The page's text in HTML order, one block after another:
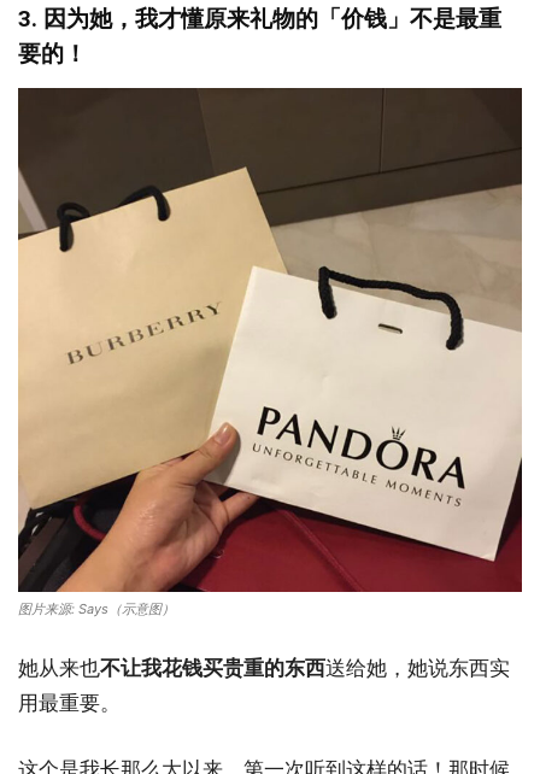
3. 因为她，我才懂原来礼物的「价钱」不是最重
要的！
图片来源: Says（示意图）
她从来也不让我花钱买贵重的东西送给她，她说东西实
用最重要。
这个是我长那么大以来，第一次听到这样的话！那时候